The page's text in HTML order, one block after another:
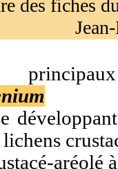
des fiches
lichens
aréolé